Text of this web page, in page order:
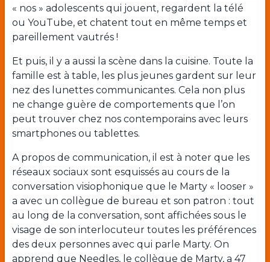
« nos » adolescents qui jouent, regardent la télé
ou YouTube, et chatent tout en même temps et
pareillement vautrés !
Et puis, il y a aussi la scène dans la cuisine. Toute la
famille est à table, les plus jeunes gardent sur leur
nez des lunettes communicantes. Cela non plus
ne change guère de comportements que l’on
peut trouver chez nos contemporains avec leurs
smartphones ou tablettes.
A propos de communication, il est à noter que les
réseaux sociaux sont esquissés au cours de la
conversation visiophonique que le Marty « looser »
a avec un collègue de bureau et son patron : tout
au long de la conversation, sont affichées sous le
visage de son interlocuteur toutes les préférences
des deux personnes avec qui parle Marty. On
apprend que Needles, le collègue de Marty, a 47